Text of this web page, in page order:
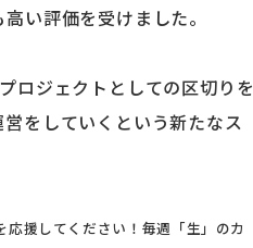
い評価を受けました。
ロジェクトとしての区切りを
をしていくという新たなス
援してください！毎週「生」のカ